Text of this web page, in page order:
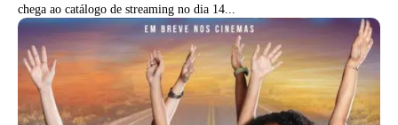
chega ao catálogo de streaming no dia 14...